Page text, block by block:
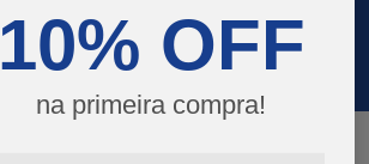
10% OFF
na primeira compra!
DESBLOQUEAR PROMOÇÕES